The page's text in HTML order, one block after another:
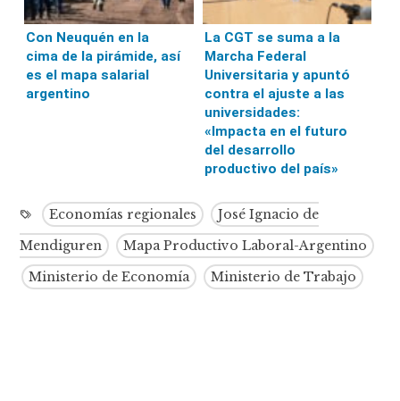
Con Neuquén en la
cima de la pirámide, así
es el mapa salarial
argentino
La CGT se suma a la
Marcha Federal
Universitaria y apuntó
contra el ajuste a las
universidades:
«Impacta en el futuro
del desarrollo
productivo del país»
Economías regionales
José Ignacio de
Mendiguren
Mapa Productivo Laboral-Argentino
Ministerio de Economía
Ministerio de Trabajo